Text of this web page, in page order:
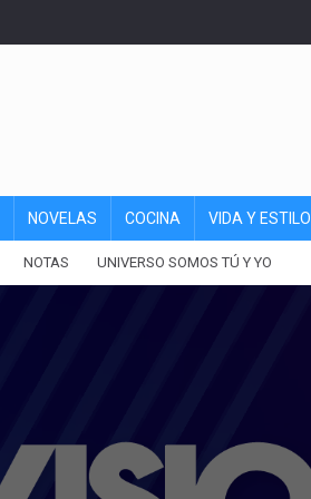
NOVELAS COCINA VIDA Y ESTILO
NOTAS UNIVERSO SOMOS TÚ Y YO